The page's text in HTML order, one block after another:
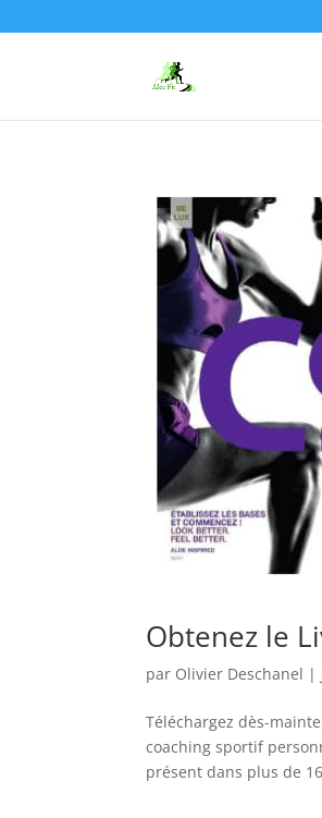
Obtenez le
par Olivier Deschanel |
Téléchargez dès-
coaching sportif
présent dans plus de